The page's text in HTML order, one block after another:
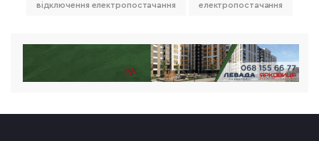
відключення електропостачання електропостачання